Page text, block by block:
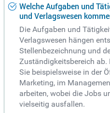
Welche Aufgaben und
und Verlagswesen
Die Aufgaben und
Verlagswesen hängen
Stellenbezeichnung und
Zuständigkeitsbereich ab.
Sie beispielsweise in der
Marketing, im
arbeiten, wobei die Jobs
vielseitig ausfallen.